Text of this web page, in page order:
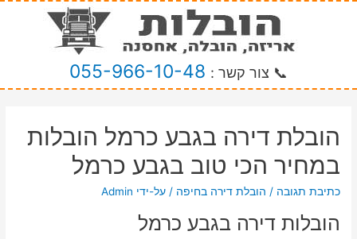
📞 צור קשר : 055-966-10-48
הובלת דירה בגבע כרמל הובלות
במחיר הכי טוב בגבע כרמל
כתיבת תגובה / הובלת דירה בחיפה / על-ידי Admin
הובלות דירה בגבע כרמל